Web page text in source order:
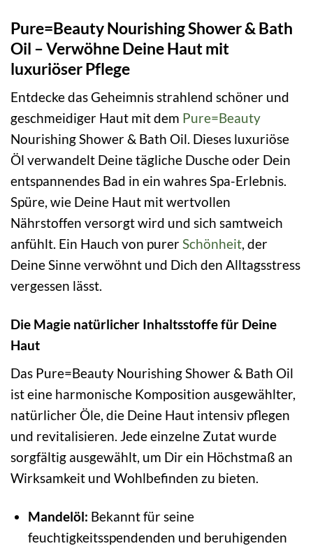
Pure=Beauty Nourishing Shower & Bath
Oil – Verwöhne Deine Haut mit
luxuriöser Pflege
Entdecke das Geheimnis strahlend schöner und
geschmeidiger Haut mit dem Pure=Beauty
Nourishing Shower & Bath Oil. Dieses luxuriöse
Öl verwandelt Deine tägliche Dusche oder Dein
entspannendes Bad in ein wahres Spa-Erlebnis.
Spüre, wie Deine Haut mit wertvollen
Nährstoffen versorgt wird und sich samtweich
anfühlt. Ein Hauch von purerSchönheit, der
Deine Sinne verwöhnt und Dich den Alltagsstress
vergessen lässt.
Die Magie natürlicher Inhaltsstoffe für Deine
Haut
Das Pure=Beauty Nourishing Shower & Bath Oil
ist eine harmonische Komposition ausgewählter,
natürlicher Öle, die Deine Haut intensiv pflegen
und revitalisieren. Jede einzelne Zutat wurde
sorgfältig ausgewählt, um Dir ein Höchstmaß an
Wirksamkeit und Wohlbefinden zu bieten.
Mandelöl: Bekannt für seine
feuchtigkeitsspendenden und beruhigenden